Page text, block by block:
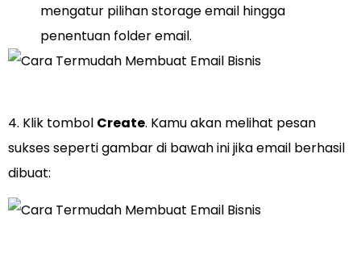
mengatur pilihan storage email hingga
penentuan folder email.
4. Klik tombol Create. Kamu akan melihat pesan
sukses seperti gambar di bawah ini jika email berhasil
dibuat: